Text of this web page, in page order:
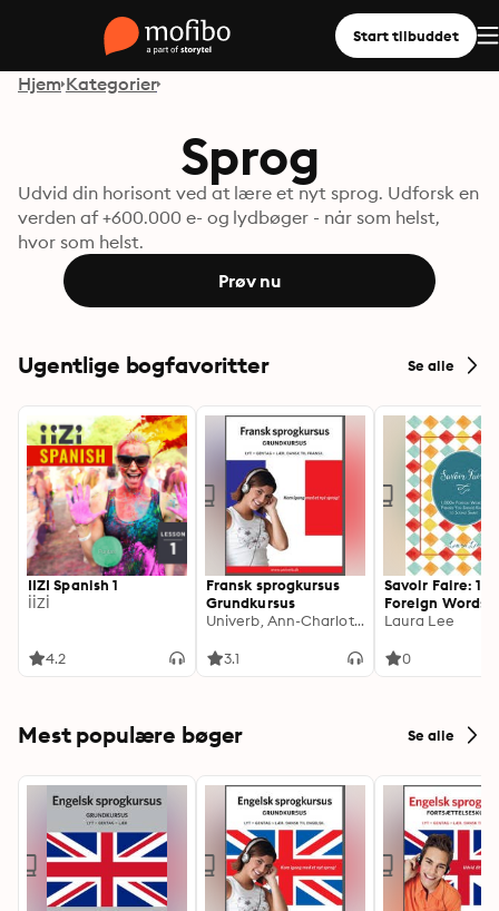
Start tilbuddet
Hjem Kategorier
Sprog
Udvid din horisont ved at lære et nyt sprog. Udforsk en
verden af +600.000 e- og lydbøger - når som helst,
hvor som helst.
Prøv nu
Ugentlige bogfavoritter Se alle
IIZI Spanish 1
İİZİ
4.2
Fransk sprogkursus
Grundkursus
Univerb, Ann-Charlotte Wennerholm
3.1
Savoir Faire:
Foreign Words
Phrases You
Laura Lee
0
Mest populære bøger Se alle